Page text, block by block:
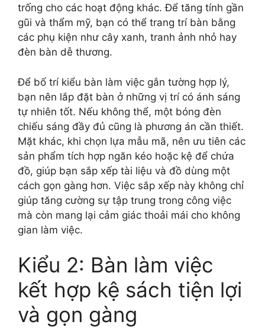
trống cho các hoạt động khác. Để tăng tính gần
gũi và thẩm mỹ, bạn có thể trang trí bàn bằng
các phụ kiện như cây xanh, tranh ảnh nhỏ hay
đèn bàn dễ thương.
Để bố trí kiểu bàn làm việc gắn tường hợp lý,
bạn nên lắp đặt bàn ở những vị trí có ánh sáng
tự nhiên tốt. Nếu không thể, một bóng đèn
chiếu sáng đầy đủ cũng là phương án cần thiết.
Mặt khác, khi chọn lựa mẫu mã, nên ưu tiên các
sản phẩm tích hợp ngăn kéo hoặc kệ để chứa
đồ, giúp bạn sắp xếp tài liệu và đồ dùng một
cách gọn gàng hơn. Việc sắp xếp này không chỉ
giúp tăng cường sự tập trung trong công việc
mà còn mang lại cảm giác thoải mái cho không
gian làm việc.
Kiểu 2: Bàn làm việc
kết hợp kệ sách tiện lợi
và gọn gàng